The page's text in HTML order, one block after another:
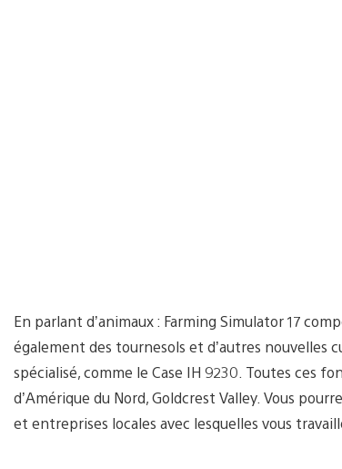
En parlant d’animaux : Farming Simulator 17
également des tournesols et d’autres
spécialisé, comme le Case IH 9230. Toutes ces
d’Amérique du Nord, Goldcrest Valley. Vous
et entreprises locales avec lesquelles vous